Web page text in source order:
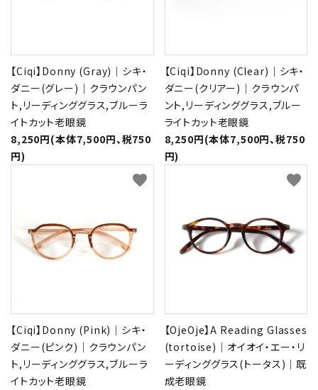
【Ciqi】Donny (Gray)｜シキ・
ダニー(グレー)｜クラウンパン
ト,リーディンググラス,ブルーラ
イトカット老眼鏡
8,250円(本体7,500円、税750
円)
【Ciqi】Donny (Clear)｜シキ・
ダニー(クリアー)｜クラウンパ
ント,リーディンググラス,ブルー
ライトカット老眼鏡
8,250円(本体7,500円、税750
円)
【Ciqi】Donny (Pink)｜シキ・
ダニー(ピンク)｜クラウンパン
ト,リーディンググラス,ブルーラ
イトカット老眼鏡
favorite
【OjeOje】A Reading Glasses
(tortoise)｜オイオイ・エー・リ
ーディンググラス(トータス)｜既
成老眼鏡
favorite